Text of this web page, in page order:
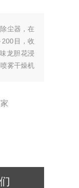
尘器，在
目，收
龙胆花浸
雾干燥机